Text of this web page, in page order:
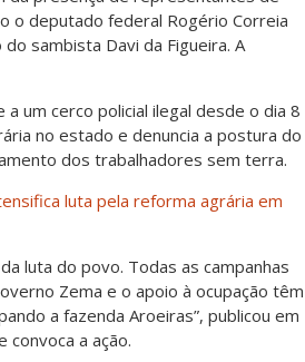
o deputado federal Rogério Correia
sambista Davi da Figueira. A
um cerco policial ilegal desde o dia 8
no estado e denuncia a postura do
dos trabalhadores sem terra.
luta pela reforma agrária em
luta do povo. Todas as campanhas
Zema e o apoio à ocupação têm
a fazenda Aroeiras”, publicou em
convoca a ação.